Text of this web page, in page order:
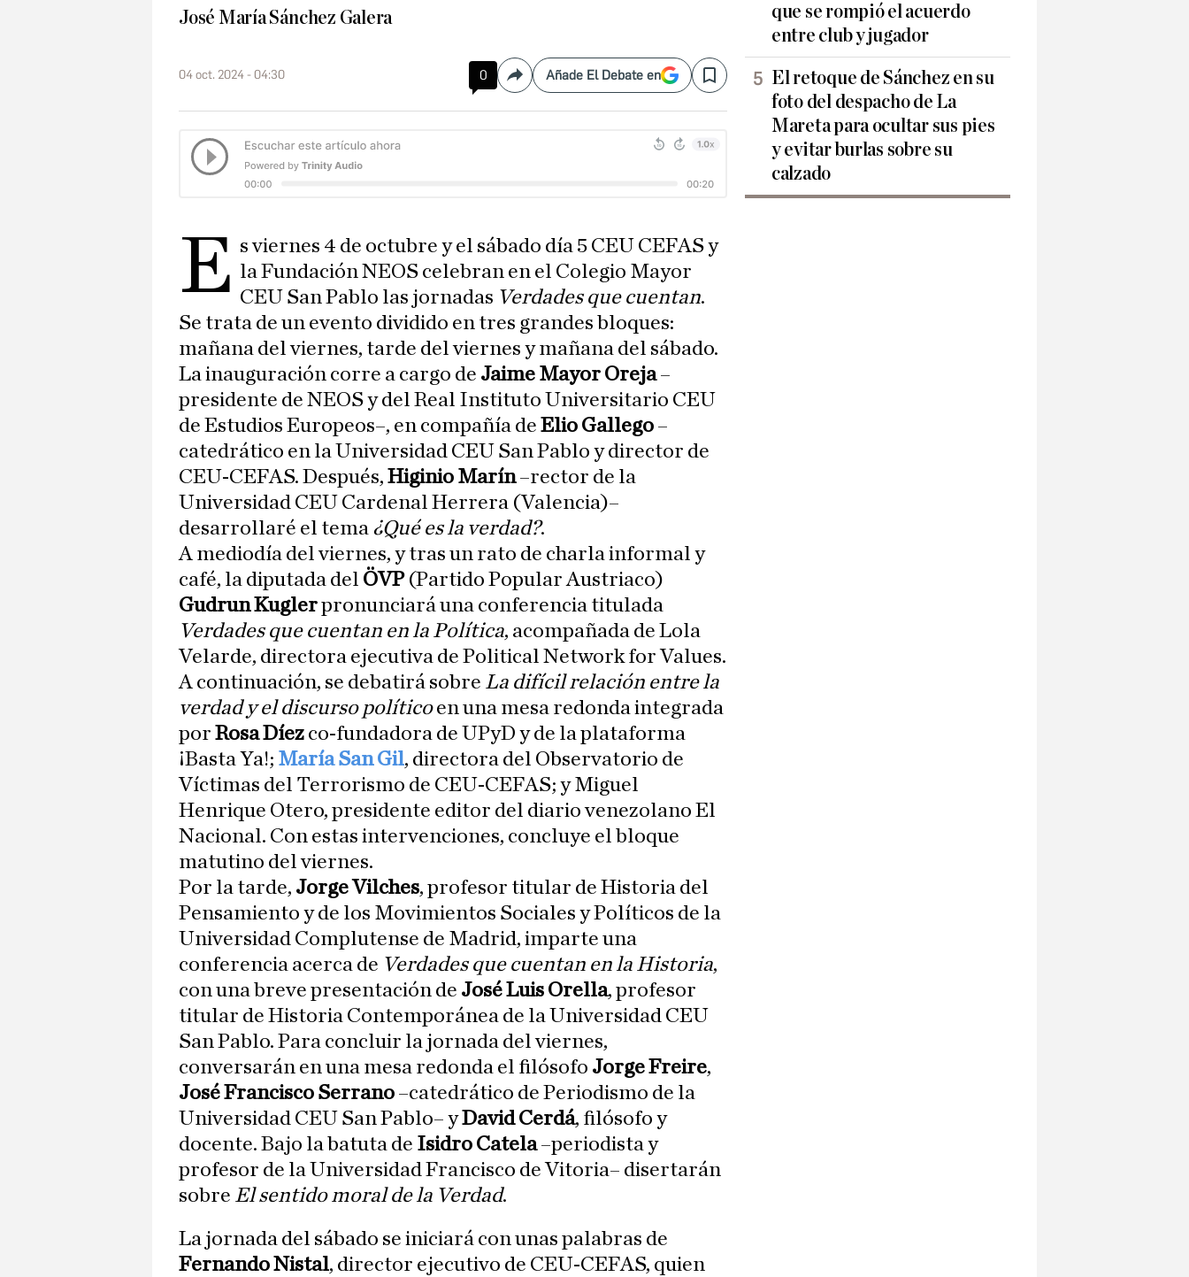
José María Sánchez Galera
04 oct. 2024 - 04:30 0 CompartirAñade El Debate en Save
E s viernes 4 de octubre y el sábado día 5 CEU CEFAS y
la Fundación NEOS celebran en el Colegio Mayor
CEU San Pablo las jornadas Verdades que cuentan.
Se trata de un evento dividido en tres grandes bloques:
mañana del viernes, tarde del viernes y mañana del sábado.
La inauguración corre a cargo de Jaime Mayor Oreja–
presidente de NEOS y del Real Instituto Universitario CEU
de Estudios Europeos–, en compañía de Elio Gallego –
catedrático en la Universidad CEU San Pablo y director de
CEU-CEFAS. Después, Higinio Marín–rector de la
Universidad CEU Cardenal Herrera (Valencia)–
desarrollaré el tema ¿Qué es la verdad?.
A mediodía del viernes, y tras un rato de charla informal y
café, la diputada del ÖVP(Partido Popular Austriaco)
Gudrun Kuglerpronunciará una conferencia titulada
Verdades que cuentan en la Política, acompañada de Lola
Velarde, directora ejecutiva de Political Network for Values.
A continuación, se debatirá sobre La difícil relación entre la
verdad y el discurso políticoen una mesa redonda integrada
por Rosa Díez co-fundadora de UPyD y de la plataforma
¡Basta Ya!; María San Gil, directora del Observatorio de
Víctimas del Terrorismo de CEU-CEFAS; y Miguel
Henrique Otero, presidente editor del diario venezolano El
Nacional. Con estas intervenciones, concluye el bloque
matutino del viernes.
Por la tarde, Jorge Vilches, profesor titular de Historia del
Pensamiento y de los Movimientos Sociales y Políticos de la
Universidad Complutense de Madrid, imparte una
conferencia acerca de Verdades que cuentan en la Historia,
con una breve presentación de José Luis Orella, profesor
titular de Historia Contemporánea de la Universidad CEU
San Pablo. Para concluir la jornada del viernes,
conversarán en una mesa redonda el filósofo Jorge Freire,
José Francisco Serrano –catedrático de Periodismo de la
Universidad CEU San Pablo– yDavid Cerdá, filósofo y
docente. Bajo la batuta de Isidro Catela–periodista y
profesor de la Universidad Francisco de Vitoria– disertarán
sobre El sentido moral de la Verdad.
La jornada del sábado se iniciará con unas palabras de
Fernando Nistal, director ejecutivo de CEU-CEFAS, quien
que se rompió el acuerdo
entre club y jugador
El retoque de Sánchez en su
foto del despacho de La
Mareta para ocultar sus pies
y evitar burlas sobre su
calzado